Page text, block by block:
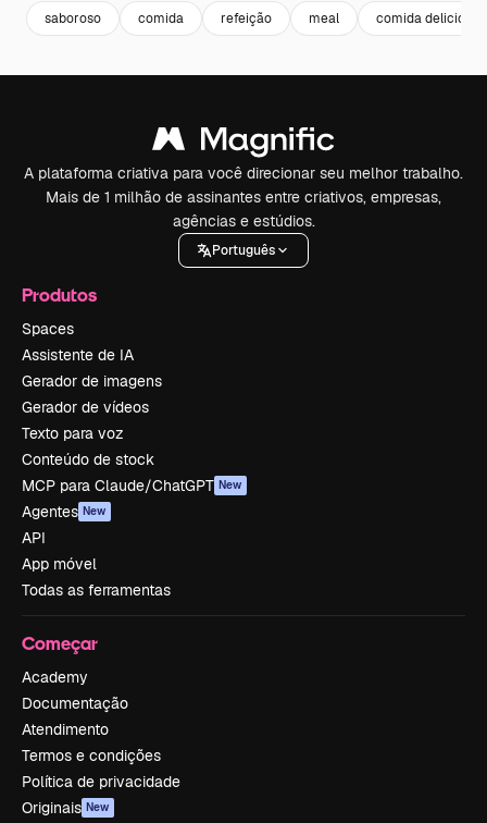
saboroso comida refeição meal comida deliciosa
A plataforma criativa para você direcionar seu melhor trabalho.
Mais de 1 milhão de assinantes entre criativos, empresas,
agências e estúdios.
Português
Produtos
Spaces
Assistente de IA
Gerador de imagens
Gerador de vídeos
Texto para voz
Conteúdo de stock
MCP para Claude/ChatGPT New
Agentes New
API
App móvel
Todas as ferramentas
Começar
Academy
Documentação
Atendimento
Termos e condições
Política de privacidade
Originais New